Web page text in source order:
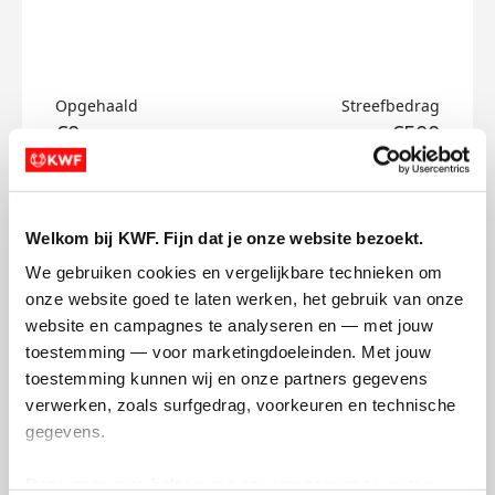
Welkom bij KWF. Fijn dat je onze website bezoekt.
We gebruiken cookies en vergelijkbare technieken om
onze website goed te laten werken, het gebruik van onze
website en campagnes te analyseren en — met jouw
toestemming — voor marketingdoeleinden. Met jouw
toestemming kunnen wij en onze partners gegevens
verwerken, zoals surfgedrag, voorkeuren en technische
gegevens.
Opgehaald
€0
Streefbedrag
€500
Doneer
Bruggenloop's badges